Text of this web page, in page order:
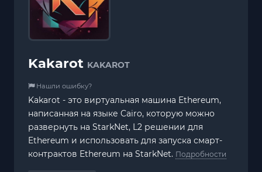
Kakarot KAKAROT
Нашли ошибку?
Kakarot - это виртуальная машина Ethereum,
написанная на языке Cairo, которую можно
развернуть на StarkNet, L2 решении для
Ethereum и использовать для запуска смарт-
контрактов Ethereum на StarkNet. Подробности